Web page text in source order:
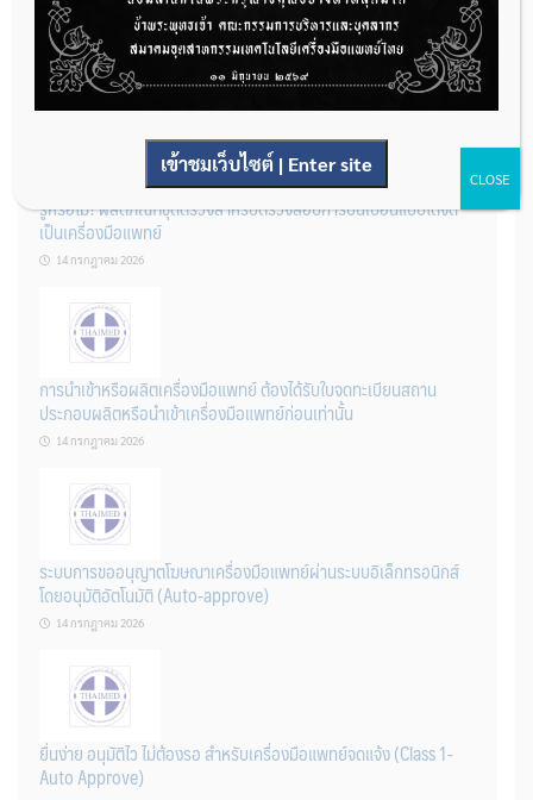
การโฆษณาเครื่องมือแพทย์แบบใดที่ได้รับการยกเว้นไม่ต้องขออนุญาต
14 กรกฎาคม 2026
รู้หรือไม่? ผลิตภัณฑ์ชุดตรวจสําหรับตรวจสอบการปนเปื้อนแบบใดจัด
เป็นเครื่องมือแพทย์
14 กรกฎาคม 2026
การนำเข้าหรือผลิตเครื่องมือแพทย์ ต้องได้รับใบจดทะเบียนสถาน
ประกอบผลิตหรือนำเข้าเครื่องมือแพทย์ก่อนเท่านั้น
14 กรกฎาคม 2026
ระบบการขออนุญาตโฆษณาเครื่องมือแพทย์ผ่านระบบอิเล็กทรอนิกส์
โดยอนุมัติอัตโนมัติ (Auto-approve)
14 กรกฎาคม 2026
ยื่นง่าย อนุมัติไว ไม่ต้องรอ สำหรับเครื่องมือแพทย์จดแจ้ง (Class 1-
Auto Approve)
เข้าชมเว็บไซต์ | Enter site
CLOSE